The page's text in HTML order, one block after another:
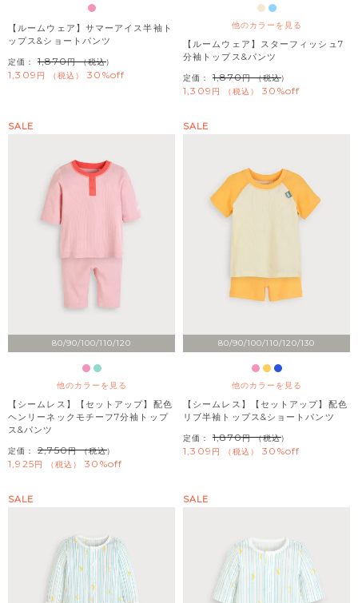
【ルームウェア】サマーアイス半袖ト
ップス&ショートパンツ
定価： 1,870 （税込）
1,309 税込 30%off
他のカラーを見る
【ルームウェア】スターフィッシュ7
分袖トップス&パンツ
定価： 1,870 （税込）
1,309 税込 30%off
80/90/100/110/120
他のカラーを見る
SALE
【シームレス】【セットアップ】配色
ヘンリーネックモチーフ7分袖トップ
ス&パンツ
定価： 2,750 （税込）
1,925 税込 30%off
80/90/100/110/120/130
他のカラーを見る
SALE
【シームレス】【セットアップ】配色
リブ半袖トップス&ショートパンツ
定価： 1,870 （税込）
1,309 税込 30%off
SALE SALE